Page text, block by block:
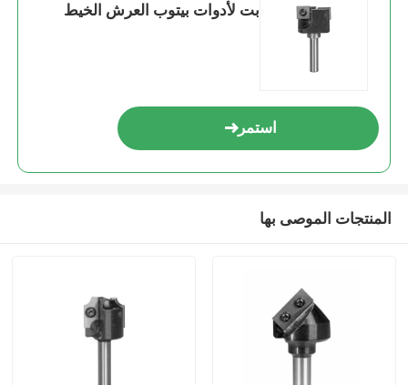
بت لأدوات بيتوب العرش الخيط
استمر
المنتجات الموصى بها